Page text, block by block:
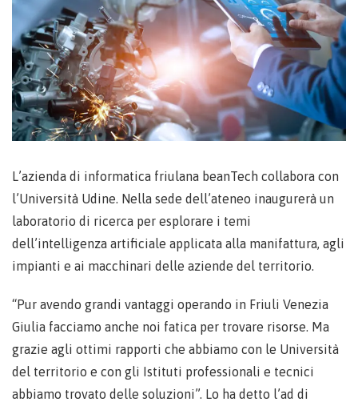
L’azienda di informatica friulana beanTech collabora con
l’Università Udine. Nella sede dell’ateneo inaugurerà un
laboratorio di ricerca per esplorare i temi
dell’intelligenza artificiale applicata alla manifattura, agli
impianti e ai macchinari delle aziende del territorio.
“Pur avendo grandi vantaggi operando in Friuli Venezia
Giulia facciamo anche noi fatica per trovare risorse. Ma
grazie agli ottimi rapporti che abbiamo con le Università
del territorio e con gli Istituti professionali e tecnici
abbiamo trovato delle soluzioni”. Lo ha detto l’ad di